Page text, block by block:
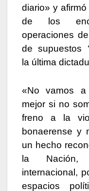
diario» y
de los
operaciones
de supuestos
la última
«No vamos a
mejor si no
freno a la
bonaerense y
un hecho
la Nación,
internacional,
espacios